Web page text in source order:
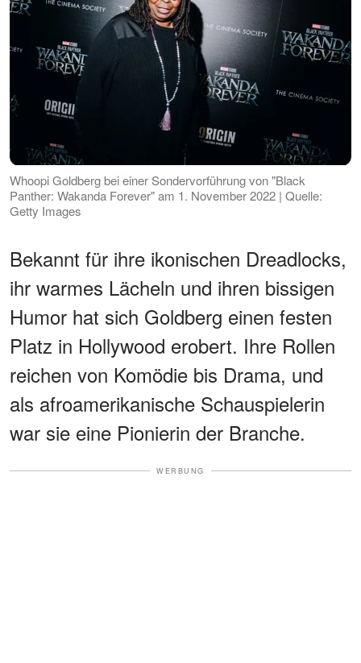
Whoopi Goldberg bei einer Sondervorführung von "Black
Panther: Wakanda Forever" am 1. November 2022 | Quelle:
Getty Images
Bekannt für ihre ikonischen Dreadlocks,
ihr warmes Lächeln und ihren bissigen
Humor hat sich Goldberg einen festen
Platz in Hollywood erobert. Ihre Rollen
reichen von Komödie bis Drama, und
als afroamerikanische Schauspielerin
war sie eine Pionierin der Branche.
WERBUNG